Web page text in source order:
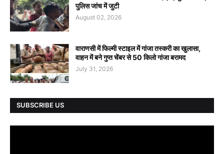
पुलिस जांच में जुटी
August 02, 2026
वाराणसी में फिल्मी स्टाइल में गांजा तस्करी का खुलासा,
वाहन में बने गुप्त चेंबर से 50 किलो गांजा बरामद
July 31, 2026
SUBSCRIBE US